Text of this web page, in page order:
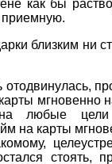
как бы
приемную.
близким ни
мгновенно
любые цели
на карты
стоять,